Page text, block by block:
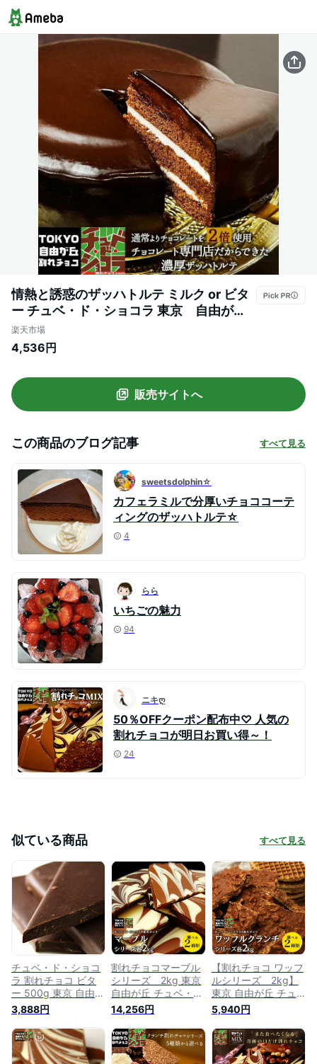
情熱と誘惑のザッハトルテ ミルク or ビタ
ー チュベ・ド・ショコラ 東京 自由が
丘 チュベ・ド・ショコラチョコレート
ケーキ スイーツ お菓子 オヤツ ザッ
楽天市場
4,536円
販売サイトへ
この商品のブログ記事 すべて見る
sweetsdolphin☆
カフェラミルで分厚いチョココーテ
ィングのザッハトルテ☆
4
らら
いちごの魅力
94
ニキღ
50％OFFクーポン配布中♡ 人気の
割れチョコが明日お買い得～！
24
似ている商品 すべて見る
チュベ・ド・ショコ
ラ 割れチョコ ビタ
ー 500g 東京 自由が
丘 チョコレート
3,888円
割れチョコマーブル
シリーズ 2kg 東京
自由が丘 チュベ・
ド・ショコラ クーベ
ルチュールチョコレ
ート ミルク ビタ
ー ギフトラッピン
グ不可
14,256円
【割れチョコ ワッフ
ルシリーズ 2kg】
東京 自由が丘 チュ
ベ・ド・ショコラ ク
ーベルチュールチョ
コレート ミルク ビ
ター ギフトラッピ
ング不可
5,940円